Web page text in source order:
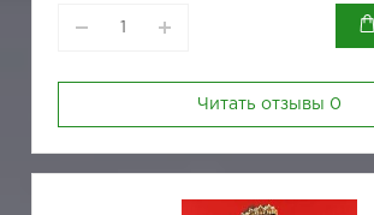
Читать отзывы 0